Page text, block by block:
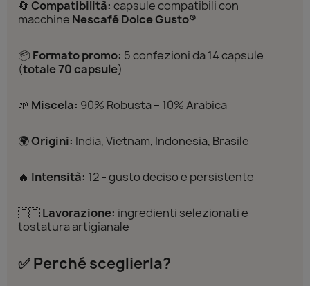
🔄 Compatibilità: capsule compatibili con
macchine Nescafé Dolce Gusto®
📦 Formato promo: 5 confezioni da 14 capsule
(totale 70 capsule)
🌱 Miscela: 90% Robusta – 10% Arabica
🌍Origini: India, Vietnam, Indonesia, Brasile
🔥 Intensità: 12 - gusto deciso e persistente
🇮🇹Lavorazione: ingredienti selezionati e
tostatura artigianale
✅ Perché sceglierla?